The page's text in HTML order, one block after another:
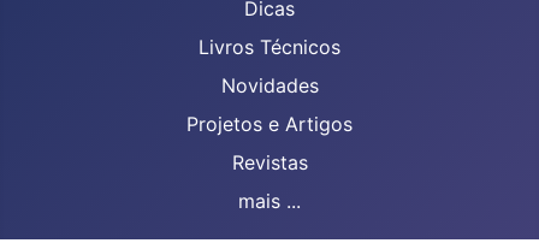
Dicas
Livros Técnicos
Novidades
Projetos e Artigos
Revistas
mais ...